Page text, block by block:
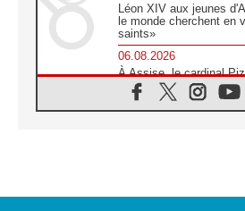
Léon XIV aux jeunes
le monde cherchent en
saints»
06.08.2026
À Assise, le cardinal
«les chrétiens veulent
06.08.2026